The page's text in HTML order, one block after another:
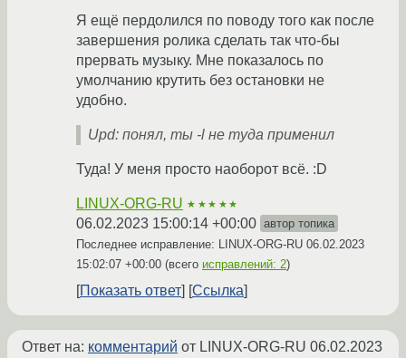
Я ещё пердолился по поводу того как после
завершения ролика сделать так что-бы
прервать музыку. Мне показалось по
умолчанию крутить без остановки не
удобно.
Upd: понял, ты -l не туда применил
Туда! У меня просто наоборот всё. :D
LINUX-ORG-RU ★★★★★
06.02.2023 15:00:14 +00:00 автор топика
Последнее исправление: LINUX-ORG-RU 06.02.2023
15:02:07 +00:00 (всего исправлений: 2)
Показать ответ Ссылка
Ответ на: комментарий от LINUX-ORG-RU 06.02.2023